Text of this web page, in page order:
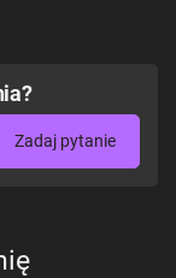
Zadaj pytanie